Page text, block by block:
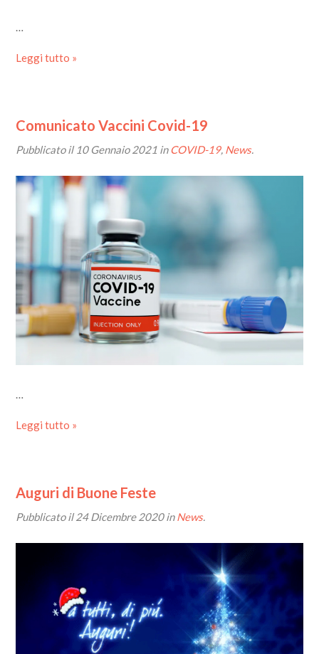
…
Leggi tutto »
Comunicato Vaccini Covid-19
Pubblicato il 10 Gennaio 2021 inCOVID-19, News.
…
Leggi tutto »
Auguri di Buone Feste
Pubblicato il24 Dicembre 2020inNews.